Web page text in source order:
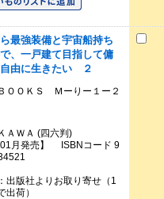
最強装備と宇宙船持ち
、一戸建て目指して傭
由に生きたい ２
ＯＯＫＳ Ｍーりー１ー２
ＡＷＡ (四六判)
01月発売】 ISBNコード 9
出版社よりお取り寄せ（1
出荷）